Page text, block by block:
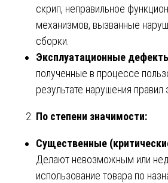
скрип, неправильное
механизмов, вызванные
сборки.
Эксплуатационные
полученные в процессе
результате нарушения правил
По степени значимости:
Существенные
Делают невозможным или
использование товара по